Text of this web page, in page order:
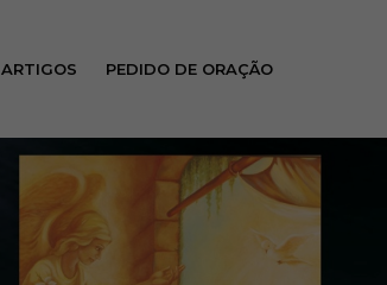
ARTIGOS PEDIDO DE ORAÇÃO